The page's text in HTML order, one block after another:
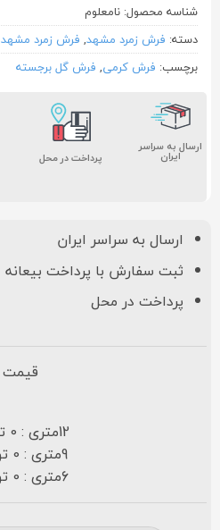
شناسه محصول: نامعلوم
دسته: فرش زمرد مشهد, فرش زمرد مشهد 1200 شانه
برچسب: فرش کرمی, فرش گل برجسته
ارسال به سراسر
ایران پرداخت در محل
ارسال به سراسر ایران
ثبت سفارش با پرداخت بیعانه
پرداخت در محل
قیمت
12متری : 0 تومان
9متری : 0 تومان
6متری : 0 تومان